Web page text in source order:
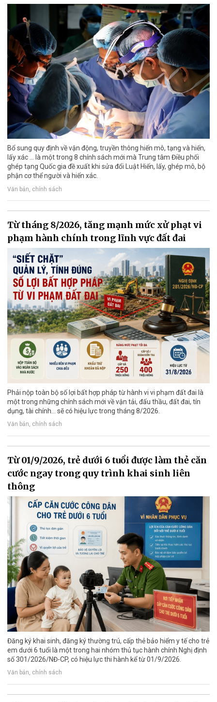
Bổ sung quy định về vận động, truyền thông hiến mô, tạng và hiến,
lấy xác ... là một trong 8 chính sách mới mà Trung tâm Điều phối
ghép tạng Quốc gia đề xuất khi sửa đổi Luật Hiến, lấy, ghép mô, bộ
phận cơ thể người và hiến xác.
Văn bản, chính sách
Từ tháng 8/2026, tăng mạnh mức xử phạt vi
phạm hành chính trong lĩnh vực đất đai
Phải nộp toàn bộ số lợi bất hợp pháp từ hành vi vi phạm đất đai là
một trong những chính sách mới về vận tải, đấu thầu, đất đai, tín
dụng, tài chính... sẽ có hiệu lực trong tháng 8/2026.
Văn bản, chính sách
Từ 01/9/2026, trẻ dưới 6 tuổi được làm thẻ căn
cước ngay trong quy trình khai sinh liên
thông
Đăng ký khai sinh, đăng ký thường trú, cấp thẻ bảo hiểm y tế cho trẻ
em dưới 6 tuổi là một trong hai nhóm thủ tục hành chính Nghị định
số 301/2026/NĐ-CP, có hiệu lực thi hành kể từ 01/9/2026.
Văn bản, chính sách